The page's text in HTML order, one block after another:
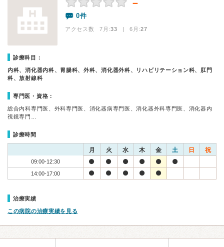
－
0件
アクセス数 7月:33 | 6月:27
診療科目：
内科、消化器内科、胃腸科、外科、消化器外科、リハビリテーション科、肛門
科、放射線科
専門医・資格：
総合内科専門医、外科専門医、消化器病専門医、消化器外科専門医、消化器内
視鏡専門…
診療時間
月 火 水 木 金 土 日 祝
09:00-12:30
14:00-17:00
治療実績
この病院の治療実績を見る